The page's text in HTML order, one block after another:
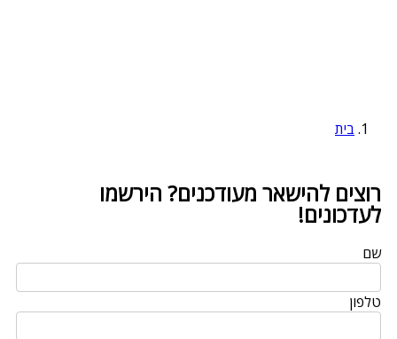
בית
רוצים להישאר מעודכנים? הירשמו
לעדכונים!
שם
טלפון